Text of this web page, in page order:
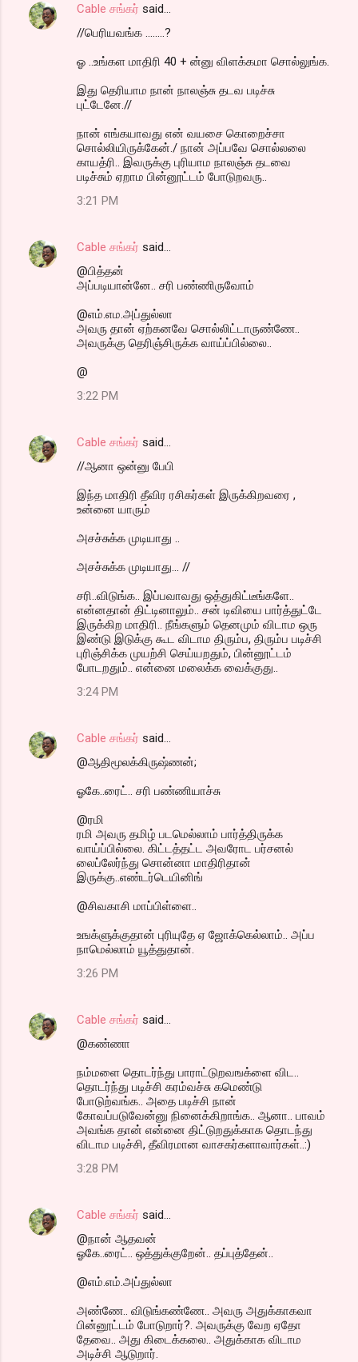
Cable சங்கர் said…
//பெரியவங்க ........?
ஓ ..உங்கள மாதிரி 40 + ன்னு விளக்கமா சொல்லுங்க.
இது தெரியாம நான் நாலஞ்சு தடவ படிச்சு
புட்டேனே.//
நான் எங்கயாவது என் வயசை கொறைச்சா
சொல்லியிருக்கேன்./ நான் அப்பவே சொல்லலை
காயத்ரி.. இவருக்கு புரியாம நாலஞ்சு தடவை
படிச்சும் ஏறாம பின்னூட்டம் போடுறவரு..
3:21 PM
Cable சங்கர் said…
@பித்தன்
அப்படியான்னே.. சரி பண்ணிருவோம்
@எம்.எம.அப்துல்லா
அவரு தான் ஏற்கனவே சொல்லிட்டாருண்ணே..
அவருக்கு தெரிஞ்சிருக்க வாய்ப்பில்லை..
@
3:22 PM
Cable சங்கர் said…
//ஆனா ஒன்னு பேபி
இந்த மாதிரி தீவிர ரசிகர்கள் இருக்கிறவரை ,
உன்னை யாரும்
அசச்சுக்க முடியாது ..
அசச்சுக்க முடியாது... //
சரி..விடுங்க.. இப்பவாவது ஒத்துகிட்டீங்களே..
என்னதான் திட்டினாலும்.. சன் டிவியை பார்த்துட்டே
இருக்கிற மாதிரி.. நீங்களும் தெனமும் விடாம ஒரு
இண்டு இடுக்கு கூட விடாம திரும்ப, திரும்ப படிச்சி
புரிஞ்சிக்க முயற்சி செய்யறதும், பின்னூட்டம்
போடறதும்.. என்னை மலைக்க வைக்குது..
3:24 PM
Cable சங்கர் said…
@ஆதிமூலக்கிருஷ்ணன்;
ஓகே..ரைட்.. சரி பண்ணியாச்சு
@ரமி
ரமி அவரு தமிழ் படமெல்லாம் பார்த்திருக்க
வாய்ப்பில்லை. கிட்டத்தட்ட அவரோட பர்சனல்
லைப்லேர்ந்து சொன்னா மாதிரிதான்
இருக்கு..எண்டர்டெயினிங்
@சிவகாசி மாப்பிள்ளை..
உஙக்ளுக்குதான் புரியுதே ஏ ஜோக்கெல்லாம்.. அப்ப
நாமெல்லாம் யூத்துதான்.
3:26 PM
Cable சங்கர் said…
@கண்ணா
நம்மளை தொடர்ந்து பாராட்டுறவஙக்ளை விட..
தொடர்ந்து படிச்சி கரம்வச்சு கமெண்டு
போடுற்வங்க.. அதை படிச்சி நான்
கோவப்படுவேன்னு நினைக்கிறாங்க.. ஆனா.. பாவம்
அவங்க தான் என்னை திட்டுறதுக்காக தொடந்து
விடாம படிச்சி, தீவிரமான வாசகர்களாவார்கள்..:)
3:28 PM
Cable சங்கர் said…
@நான் ஆதவன்
ஓகே..ரைட்.. ஒத்துக்குறேன்.. தப்புத்தேன்..
@எம்.எம்.அப்துல்லா
அண்ணே.. விடுங்கண்ணே.. அவரு அதுக்காகவா
பின்னூட்டம் போடுறார்?. அவருக்கு வேற ஏதோ
தேவை.. அது கிடைக்கலை.. அதுக்காக விடாம
அடிச்சி ஆடுறார்.